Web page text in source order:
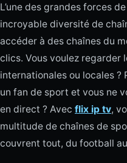
L’une des grandes forces de
incroyable diversité de
accéder à des chaînes du
clics. Vous voulez regarder
internationales ou locales ?
un fan de sport et vous ne
en direct ? Avec flix ip tv,
multitude de chaînes de
couvrent tout, du football